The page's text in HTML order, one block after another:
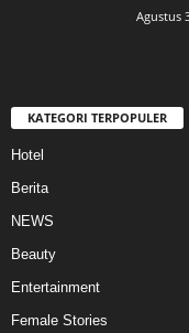
Agustus
KATEGORI TERPOPULER
Hotel
Berita
NEWS
Beauty
Entertainment
Female Stories